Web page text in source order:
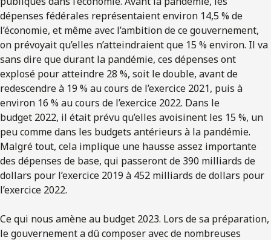
dépenses fédérales représentaient environ 14,5 % de
l’économie, et même avec l’ambition de ce gouvernement,
on prévoyait qu’elles n’atteindraient que 15 % environ. Il va
sans dire que durant la pandémie, ces dépenses ont
explosé pour atteindre 28 %, soit le double, avant de
redescendre à 19 % au cours de l’exercice 2021, puis à
environ 16 % au cours de l’exercice 2022. Dans le
budget 2022, il était prévu qu’elles avoisinent les 15 %, un
peu comme dans les budgets antérieurs à la pandémie.
Malgré tout, cela implique une hausse assez importante
des dépenses de base, qui passeront de 390 milliards de
dollars pour l’exercice 2019 à 452 milliards de dollars pour
l’exercice 2022.
Ce qui nous amène au budget 2023. Lors de sa préparation,
le gouvernement a dû composer avec de nombreuses